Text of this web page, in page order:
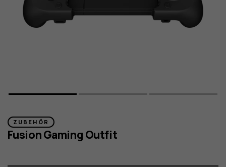
ZUBEHÖR
Fusion Gaming Outfit